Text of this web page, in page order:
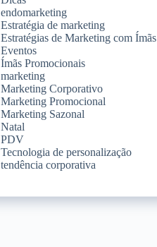
endomarketing
Estratégia de marketing
Estratégias de Marketing com Ímãs
Eventos
Ímãs Promocionais
marketing
Marketing Corporativo
Marketing Promocional
Marketing Sazonal
Natal
PDV
Tecnologia de personalização
tendência corporativa